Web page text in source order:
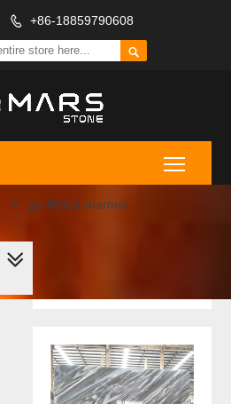
 +86-18859790608

> geriffelter marmor